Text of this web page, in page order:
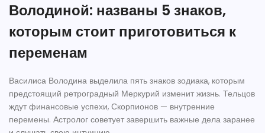
Володиной: названы 5 знаков,
которым стоит приготовиться к
переменам
Василиса Володина выделила пять знаков зодиака, которым
предстоящий ретроградный Меркурий изменит жизнь. Тельцов
ждут финансовые успехи, Скорпионов — внутренние
перемены. Астролог советует завершить важные дела заранее